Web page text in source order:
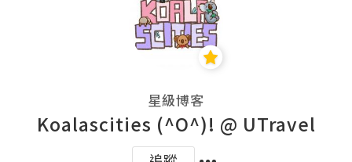
星級博客
Koalascities (^O^)! @ UTravel